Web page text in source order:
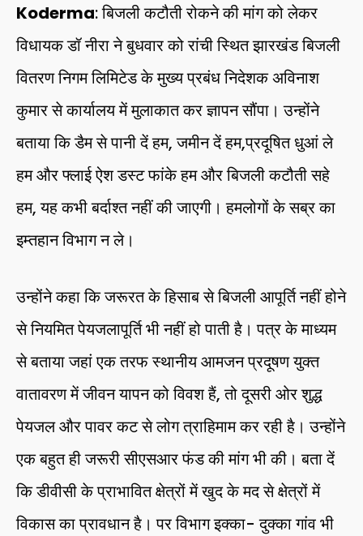
Koderma: बिजली कटौती रोकने की मांग को लेकर
विधायक डॉ नीरा ने बुधवार को रांची स्थित झारखंड बिजली
वितरण निगम लिमिटेड के मुख्य प्रबंध निदेशक अविनाश
कुमार से कार्यालय में मुलाकात कर ज्ञापन सौंपा। उन्होंने
बताया कि डैम से पानी दें हम, जमीन दें हम,प्रदूषित धुआं ले
हम और फ्लाई ऐश डस्ट फांके हम और बिजली कटौती सहे
हम, यह कभी बर्दाश्त नहीं की जाएगी। हमलोगों के सब्र का
इम्तहान विभाग न ले।
उन्होंने कहा कि जरूरत के हिसाब से बिजली आपूर्ति नहीं होने
से नियमित पेयजलापूर्ति भी नहीं हो पाती है। पत्र के माध्यम
से बताया जहां एक तरफ स्थानीय आमजन प्रदूषण युक्त
वातावरण में जीवन यापन को विवश हैं, तो दूसरी ओर शुद्ध
पेयजल और पावर कट से लोग त्राहिमाम कर रही है। उन्होंने
एक बहुत ही जरूरी सीएसआर फंड की मांग भी की। बता दें
कि डीवीसी के प्राभावित क्षेत्रों में खुद के मद से क्षेत्रों में
विकास का प्रावधान है। पर विभाग इक्का- दुक्का गांव भी